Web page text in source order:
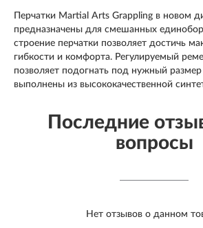
Перчатки Martial Arts Grappling в новом
предназначены для смешанных
строение перчатки позволяет достичь
гибкости и комфорта. Регулируемый
позволяет подогнать под нужный размер
выполнены из высококачественной
Последние
вопросы
Нет отзывов о данном